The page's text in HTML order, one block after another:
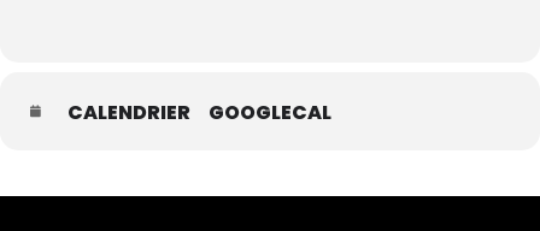
CALENDRIER GOOGLECAL